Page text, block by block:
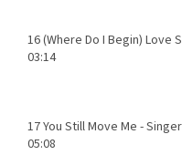
16(Where Do I Begin) Love
03:14
17You Still Move Me -
05:08